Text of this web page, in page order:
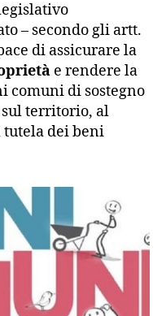
– secondo gli artt.
di assicurare la
e rendere la
comuni di sostegno
territorio, al
dei beni